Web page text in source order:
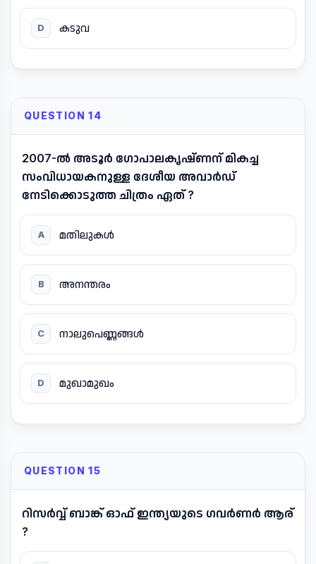
D കടുവ
QUESTION 14
2007-ൽ അടൂർ ഗോപാലകൃഷ്ണന് മികച്ച
സംവിധായകനുള്ള ദേശീയ അവാർഡ്
നേടിക്കൊടുത്ത ചിത്രം ഏത് ?
A മതിലുകൾ
B അനന്തരം
C നാലുപെണ്ണങ്ങൾ
D മുഖാമുഖം
QUESTION 15
റിസർവ്വ് ബാങ്ക് ഓഫ് ഇന്ത്യയുടെ ഗവർണർ ആര്
?